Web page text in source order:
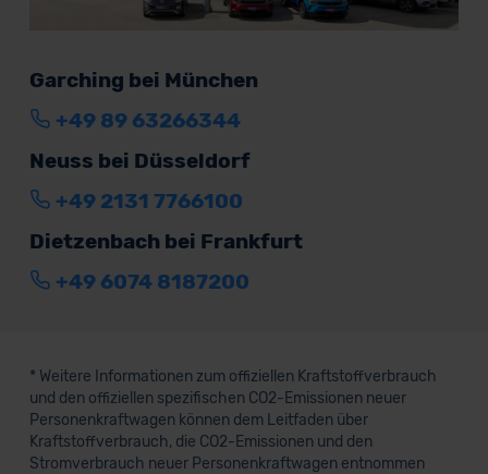
Garching bei München
+49 89 63266344
Neuss bei Düsseldorf
+49 2131 7766100
Dietzenbach bei Frankfurt
+49 6074 8187200
* Weitere Informationen zum offiziellen Kraftstoffverbrauch
und den offiziellen spezifischen CO2-Emissionen neuer
Personenkraftwagen können dem Leitfaden über
Kraftstoffverbrauch, die CO2-Emissionen und den
Stromverbrauch neuer Personenkraftwagen entnommen